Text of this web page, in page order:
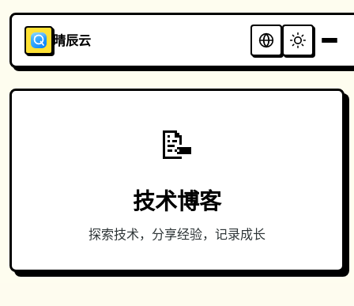
晴辰云
📝
技术博客
探索技术，分享经验，记录成长